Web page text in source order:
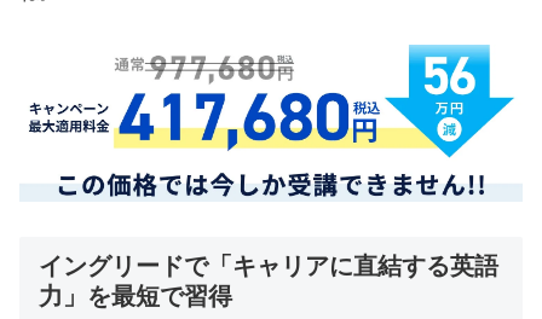
イングリードで「キャリアに直結する英語
力」を最短で習得